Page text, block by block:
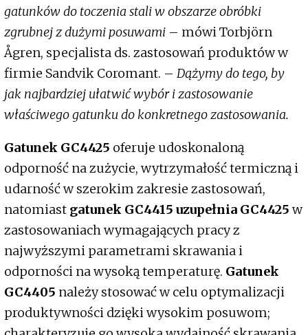
gatunków do toczenia stali w obszarze obróbki
zgrubnej z dużymi posuwami – mówi Torbjörn
Ågren, specjalista ds. zastosowań produktów w
firmie Sandvik Coromant. – Dążymy do tego, by
jak najbardziej ułatwić wybór i zastosowanie
właściwego gatunku do konkretnego zastosowania.
Gatunek GC4425 oferuje udoskonaloną
odporność na zużycie, wytrzymałość termiczną i
udarność w szerokim zakresie zastosowań,
natomiast gatunek GC4415 uzupełnia GC4425w
zastosowaniach wymagających pracy z
najwyższymi parametrami skrawania i
odporności na wysoką temperaturę. Gatunek
GC4405 należy stosować w celu optymalizacji
produktywności dzięki wysokim posuwom;